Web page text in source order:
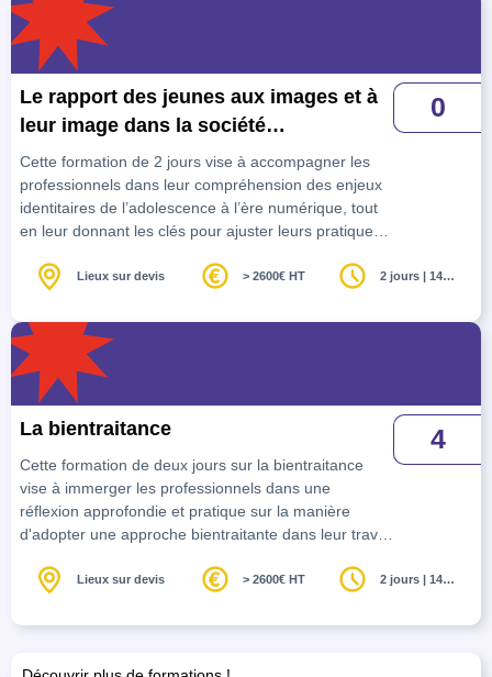
Le rapport des jeunes aux images et à
leur image dans la société
contemporaine
Cette formation de 2 jours vise à accompagner les
professionnels dans leur compréhension des enjeux
identitaires de l’adolescence à l’ère numérique, tout
en leur donnant les clés pour ajuster leurs pratiques
problématiques psychosociales des jeunes. Seront
pratiques cliniques pour aider à mieux comprendre
les dynamiques adolescentes et enrichir les
compétences relationnelles des accompagnants.
0
Lieux sur devis > 2600€ HT
2 jours | 14
La bientraitance
Cette formation de deux jours sur la bientraitance
vise à immerger les professionnels dans une
réflexion approfondie et pratique sur la manière
d'adopter une approche bientraitante dans leur travail
actuels et des recommandations légales et pratiques
exploreront comment cette notion va au-delà de la
véritable cadre de pensée et d'action éthique. La pr…
4
Lieux sur devis > 2600€ HT
2 jours | 14